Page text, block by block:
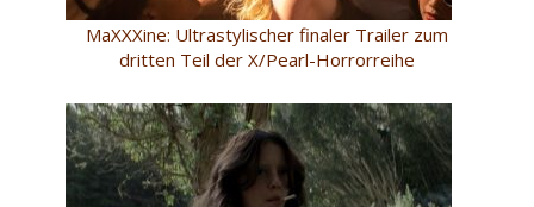
MaXXXine: Ultrastylischer finaler Trailer zum
dritten Teil der X/Pearl-Horrorreihe